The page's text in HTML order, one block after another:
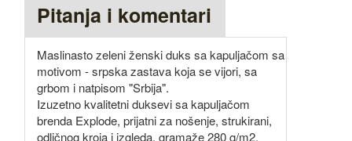
Pitanja i komentari
Maslinasto zeleni ženski duks sa kapuljačom sa
motivom - srpska zastava koja se vijori, sa
grbom i natpisom "Srbija".
Izuzetno kvalitetni duksevi sa kapuljačom
brenda Explode, prijatni za nošenje, strukirani,
odličnog kroja i izgleda, gramaže 280 g/m2,